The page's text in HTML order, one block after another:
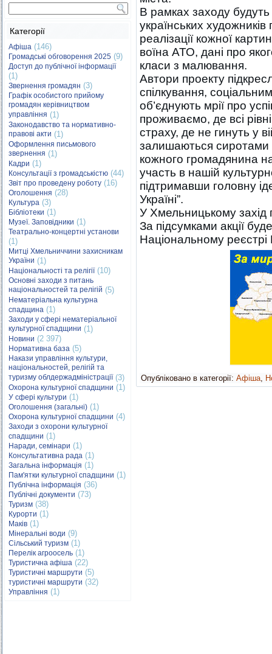
Категорії
Афіша (146)
Громадські обговорення 2025 (9)
Доступ до публічної інформації
(1)
Звернення громадян (3)
Графік особистого прийому
громадян керівництвом
управління (1)
Законодавство та нормативно-
правові акти (1)
Оформлення письмового
звернення (1)
Кадри (1)
Консультації з громадськістю (44)
Звіт про проведену роботу (16)
Оголошення (28)
Культура (3)
Бібліотеки (1)
Музеї. Заповідники (1)
Театрально-концертні установи
(1)
Митці Хмельниччини захисникам
України (1)
Національності та релігії(10)
Основні заходи з питань
національностей та релігій (5)
Нематеріальна культурна
спадщина (1)
Заходи у сфері нематеріальної
культурної спадщини (1)
Новини (2 397)
Нормативна база (5)
Накази управління культури,
національностей, релігій та
туризму облдержадміністрації(3)
Охорона культурної спадщини (1)
У сфері культури (1)
Оголошення (загальні) (1)
Охорона культурної спадщини (4)
Заходи з охорони культурної
спадщини (1)
Наради, семінари (1)
Консультативна рада (1)
Загальна інформація (1)
Пам'ятки культурної спадщини (1)
Публічна інформація (36)
Публічні документи (73)
Туризм (38)
Курорти (1)
Маків (1)
Мінеральні води (9)
Сільський туризм (1)
Перелік агроосель (1)
Туристична афіша (22)
Туристичні маршрути (5)
туристичні маршрути (32)
Управління (1)
В рамках заходу будуть
українських художників
реалізації кожної
воїна АТО, дані про
класи з малювання.
Автори проекту
спілкування,
об’єднують мрії про
проживаємо, де всі
страху, де не гинуть у
залишаються сиротами
кожного громадянина
участь в нашій
підтримавши головну
Україні”.
У Хмельницькому захід
За підсумками акції
Національному реєстрі
Опубліковано в категорії: Афіша,